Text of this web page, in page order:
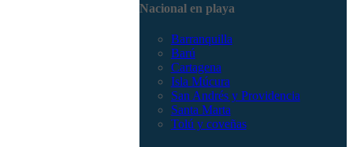
Nacional en playa
Barranquilla
Barú
Cartagena
Isla Múcura
San Andrés y Providencia
Santa Marta
Tolú y coveñas